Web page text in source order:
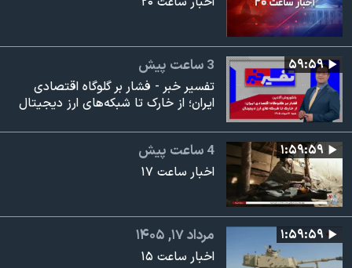
۵۹:۵۹ 3 ساعت پیش
تفسیر خبر - فشار بر گلوگاه اقتصادی
ایران؛ از خارک تا شبکه‌های ارز دیجیتال
۱:۵۹:۵۹ 4 ساعت پیش
اخبار ساعت ۱۷
۱:۵۹:۵۹ مرداد ۱۷, ۱۴۰۵
اخبار ساعت ۱۵